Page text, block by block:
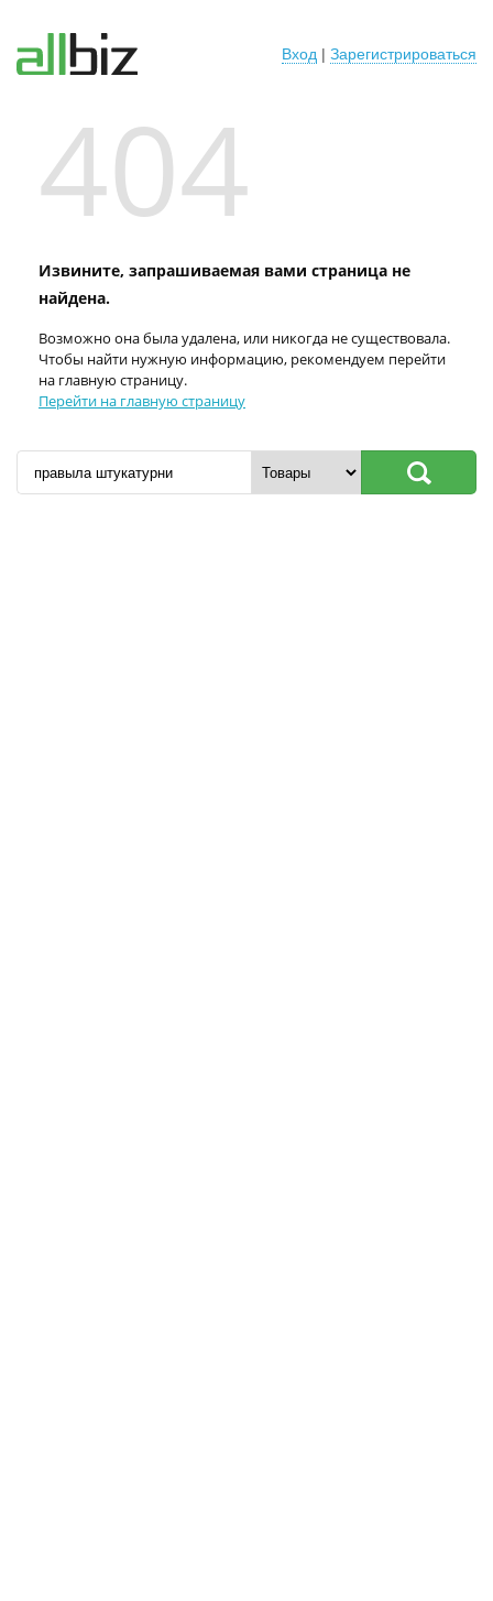
Вход | Зарегистрироваться
404
Извините, запрашиваемая вами страница не
найдена.
Возможно она была удалена, или никогда не существовала.
Чтобы найти нужную информацию, рекомендуем перейти
на главную страницу.
Перейти на главную страницу